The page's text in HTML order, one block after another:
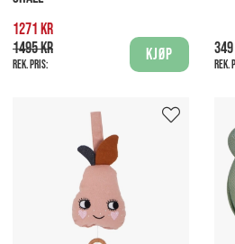
1271 kr
1495 kr
Rek. pris:
Kjøp
Rek.